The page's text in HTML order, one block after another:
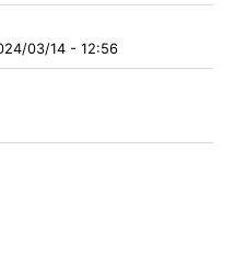
03/14 - 12:56